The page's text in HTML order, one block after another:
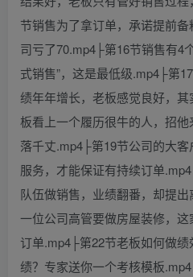
节销售为了拿订单，承诺提前
司亏了70.mp4├第16节销售有4
式销售”，这是最低级.mp4├第
绩年年增长，老板感觉良好，
板看上一个履历很牛的人，招
落千丈.mp4├第19节公司的大
服务，才能保证有持续订单
队伍做销售，业绩翻番，却提
一位公司高管要做房屋装修，
订单.mp4├第22节老板如何做
绩？专家送你一个考核模板